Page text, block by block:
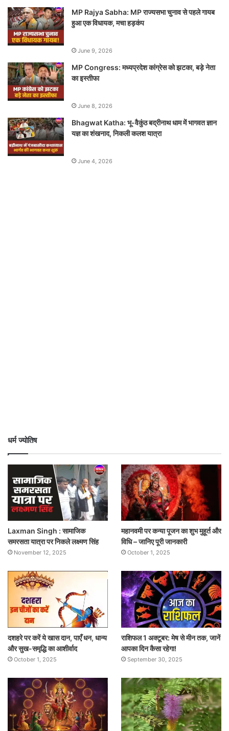
MP Rajya Sabha: MP राज्यसभा चुनाव से पहले गायब
हुआ एक विधायक, मचा हड़कंप
June 9, 2026
MP Congress: मध्यप्रदेश कांग्रेस को झटका, बड़े नेता
का इस्तीफा
June 8, 2026
Bhagwat Katha: भू-वैकुंठ बद्रीनाथ धाम में भागवत ज्ञान
यज्ञ का शंखनाद, निकली कलश यात्रा
June 4, 2026
धर्म ज्योतिष
Laxman Singh : सामाजिक
समरसता यात्रा पर निकले लक्ष्मण सिंह
November 12, 2025
महानवमी पर कन्या पूजन का शुभ मुहूर्त और
विधि – जानिए पूरी जानकारी
October 1, 2025
दशहरे पर करें ये खास दान, पाएँ धन, धान्य
और सुख-समृद्धि का आशीर्वाद
October 1, 2025
राशिफल 1 अक्टूबर: मेष से मीन तक, जानें
आपका दिन कैसा रहेगा!
September 30, 2025